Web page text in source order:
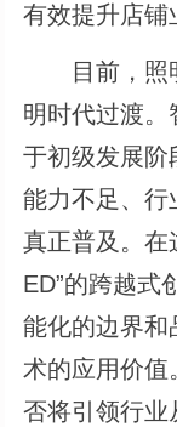
有效提升店铺
目前，照明
明时代过渡。
于初级发展阶
能力不足、行
真正普及。在
ED”的跨越式
能化的边界和
术的应用价值
否将引领行业